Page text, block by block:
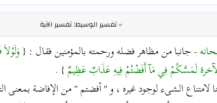
»تفسير الوسيط: تفسير الآية
-جانبا من مظاهر فضله ورحمته بالمؤمنين فقال : {
لَمَسَّكُمْ فِي مَآ أَفَضْتُمْ فِيهِ عَذَابٌ عَظِيمٌ} .
لامتناع الشىء لوجود غيره ، و " أفضتم " من الإفاضة بمعنى